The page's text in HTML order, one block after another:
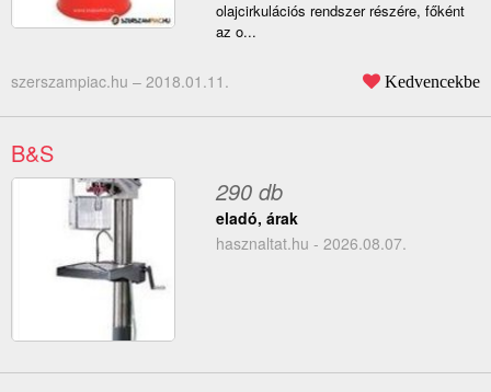
olajcirkulációs rendszer részére, főként
az o...
szerszampiac.hu – 2018.01.11. Kedvencekbe
B&S
290 db
eladó, árak
hasznaltat.hu - 2026.08.07.